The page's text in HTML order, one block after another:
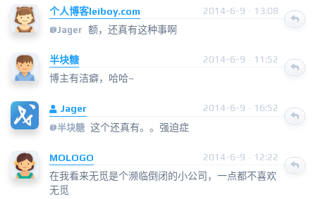
个人博客leiboy.com
2014-6-9 · 13:08
@Jager 额，还真有这种事啊
半块糖 2014-6-9 · 11:52
博主有洁癖，哈哈~
Jager
2014-6-9 · 16:52
@半块糖 这个还真有。。强迫症
MOLOGO 2014-6-9 · 12:22
在我看来无觅是个濒临倒闭的小公司，一点都不喜欢
无觅